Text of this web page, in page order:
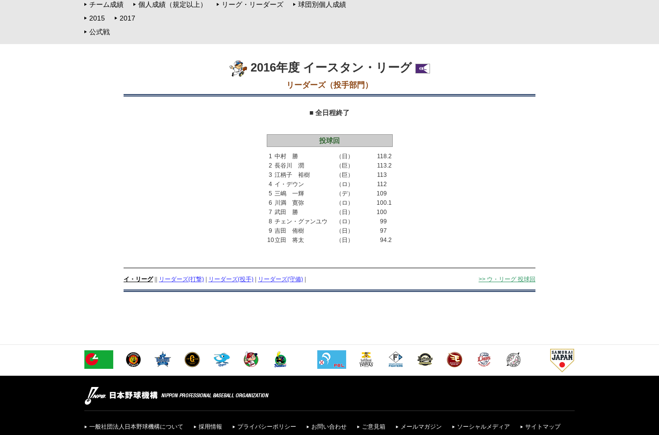
チーム成績
個人成績（規定以上） リーグ・リーダーズ
球団別個人成績
2015
2017
公式戦
2016年度 イースタン・リーグ
リーダーズ（投手部門）
■ 全日程終了
投球回
1 中村 勝 （日） 118.2
2 長谷川 潤 （巨） 113.2
3 江柄子 裕樹 （巨）
113
4 イ・デウン （ロ）
112
5 三嶋 一輝 （デ）
109
6 川満 寛弥 （ロ） 100.1
7 武田 勝 （日）
100
8 チェン・グァンユウ （ロ）
99
9 吉田 侑樹 （日）
97
10立田 将太 （日） 94.2
イ・リーグ|| リーダーズ(打撃) リーダーズ(投手) リーダーズ(守備) >> ウ・リーグ 投球回
一般社団法人日本野球機構について 採用情報 プライバシーポリシー お問い合わせ ご意見箱 メールマガジン ソーシャルメディア サイトマップ